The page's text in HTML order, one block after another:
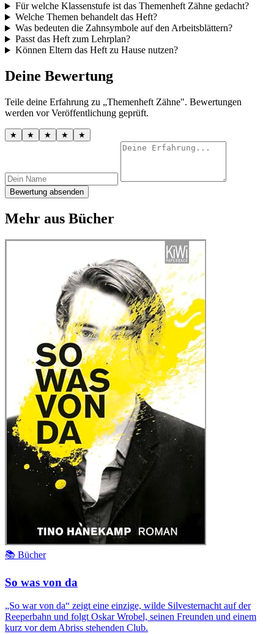
Für welche Klassenstufe ist das Themenheft Zähne gedacht?
Welche Themen behandelt das Heft?
Was bedeuten die Zahnsymbole auf den Arbeitsblättern?
Passt das Heft zum Lehrplan?
Können Eltern das Heft zu Hause nutzen?
Deine Bewertung
Teile deine Erfahrung zu „Themenheft Zähne". Bewertungen
werden vor Veröffentlichung geprüft.
★ ★ ★ ★ ★
Bewertung absenden
Mehr aus Bücher
📚 Bücher
So was von da
„So war von da“ zeigt eine einzige, wilde Silvesternacht auf der
Reeperbahn und folgt Oskar Wrobel, seinen Freunden und einem
kurz vor dem Abriss stehenden Club.